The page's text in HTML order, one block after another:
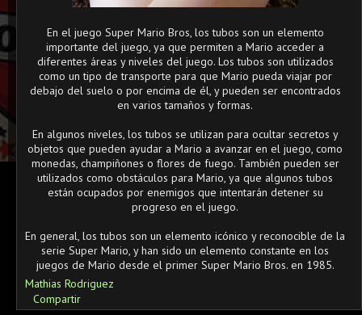
En el juego Super Mario Bros, los tubos son un elemento
importante del juego, ya que permiten a Mario acceder a
diferentes áreas y niveles del juego. Los tubos son utilizados
como un tipo de transporte para que Mario pueda viajar por
debajo del suelo o por encima de él, y pueden ser encontrados
en varios tamaños y formas.
En algunos niveles, los tubos se utilizan para ocultar secretos y
objetos que pueden ayudar a Mario a avanzar en el juego, como
monedas, champiñones o flores de fuego. También pueden ser
utilizados como obstáculos para Mario, ya que algunos tubos
están ocupados por enemigos que intentarán detener su
progreso en el juego.
En general, los tubos son un elemento icónico y reconocible de la
serie Super Mario, y han sido un elemento constante en los
juegos de Mario desde el primer Super Mario Bros. en 1985.
Mathias Rodriguez
Compartir